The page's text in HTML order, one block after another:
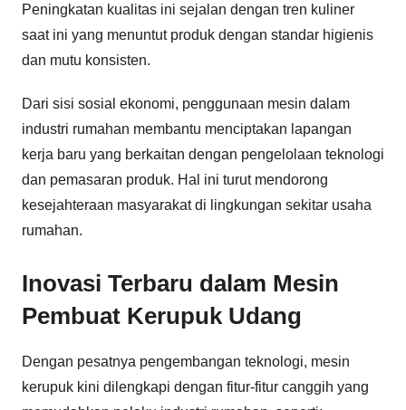
Peningkatan kualitas ini sejalan dengan tren kuliner
saat ini yang menuntut produk dengan standar higienis
dan mutu konsisten.
Dari sisi sosial ekonomi, penggunaan mesin dalam
industri rumahan membantu menciptakan lapangan
kerja baru yang berkaitan dengan pengelolaan teknologi
dan pemasaran produk. Hal ini turut mendorong
kesejahteraan masyarakat di lingkungan sekitar usaha
rumahan.
Inovasi Terbaru dalam Mesin
Pembuat Kerupuk Udang
Dengan pesatnya pengembangan teknologi, mesin
kerupuk kini dilengkapi dengan fitur-fitur canggih yang